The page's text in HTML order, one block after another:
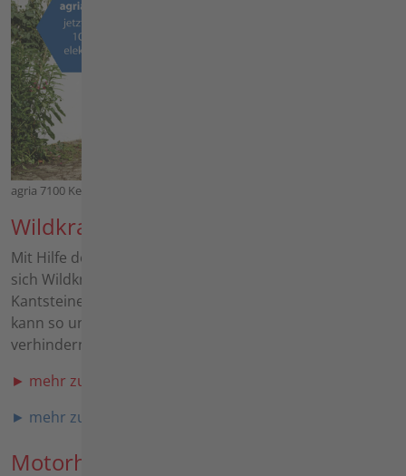
agria 7100 Kehrbürste
Wildkrautbürsten / Kehrmaschinen
Mit Hilfe der mechanischen Wildkrautbeseitigung lassen
sich Wildkräuter auf Pflasterflächen, in Fugen und an
Kantsteinen effektiv entfernen. Ein rechtzeitiger Einsatz
kann so unter Umständen eine teure Pflastersanierung
verhindern.
► mehr zu den Wildkrautbürsten / Kehrmaschinen
► mehr zu elektrischen Kehrmaschinen
Motorhacken